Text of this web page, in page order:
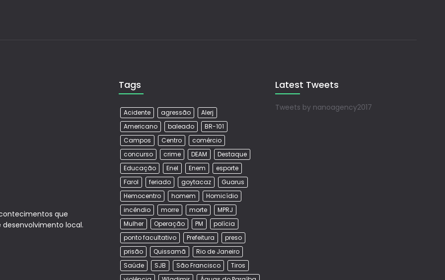
que
local.
Tags
Acidente agressão
Alerj
Americano
baleado
BR-101
Campos
Centro
comércio
concurso
crime DEAM
Destaque
Educação
Enel Enem
esporte
Farol
feriado goytacaz
Guarus
Hemocentro
homem
Homicídio
incêndio
morre morte
MPRJ
Mulher
Operação PM
polícia
ponto facultativo
Prefeitura
preso
prisão
Quissamã
Rio de Janeiro
Saúde
SJB São Francisco
Tiros
Latest Tweets
Tweets by nanoagency2017